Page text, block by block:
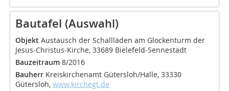
Bautafel (Auswahl)
Objekt Austausch der Schallläden am Glockenturm der
Jesus-Christus-Kirche, 33689 Bielefeld-Sennestadt
Bauzeitraum 8/2016
Bauherr Kreiskirchenamt Gütersloh/Halle, 33330
Gütersloh, www.kirchegt.de